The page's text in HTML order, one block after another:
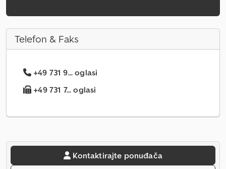
Telefon & Faks
+49 731 9... oglasi
+49 731 7... oglasi
Kontaktirajte ponuđača